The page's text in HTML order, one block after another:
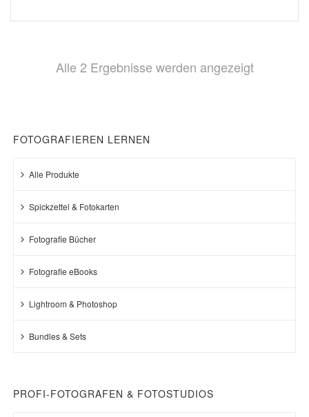
Alle 2 Ergebnisse werden angezeigtNach
FOTOGRAFIEREN LERNEN
Alle Produkte
Spickzettel & Fotokarten
Fotografie Bücher
Fotografie eBooks
Lightroom & Photoshop
Bundles & Sets
PROFI-FOTOGRAFEN & FOTOSTUDIOS